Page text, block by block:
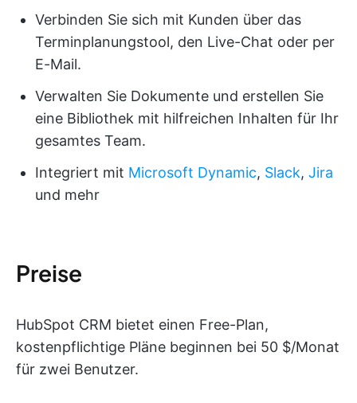
Verbinden Sie sich mit Kunden über das
Terminplanungstool, den Live-Chat oder per
E-Mail.
Verwalten Sie Dokumente und erstellen Sie
eine Bibliothek mit hilfreichen Inhalten für Ihr
gesamtes Team.
Integriert mit Microsoft Dynamic, Slack, Jira
und mehr
Preise
HubSpot CRM bietet einen Free-Plan,
kostenpflichtige Pläne beginnen bei 50 $/Monat
für zwei Benutzer.